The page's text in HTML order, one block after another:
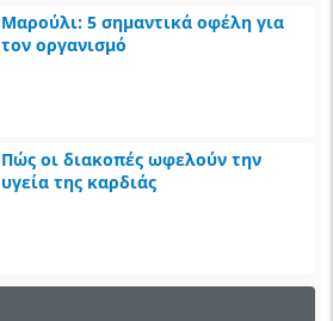
Μαρούλι: 5 σημαντικά οφέλη για
τον οργανισμό
Πώς οι διακοπές ωφελούν την
υγεία της καρδιάς